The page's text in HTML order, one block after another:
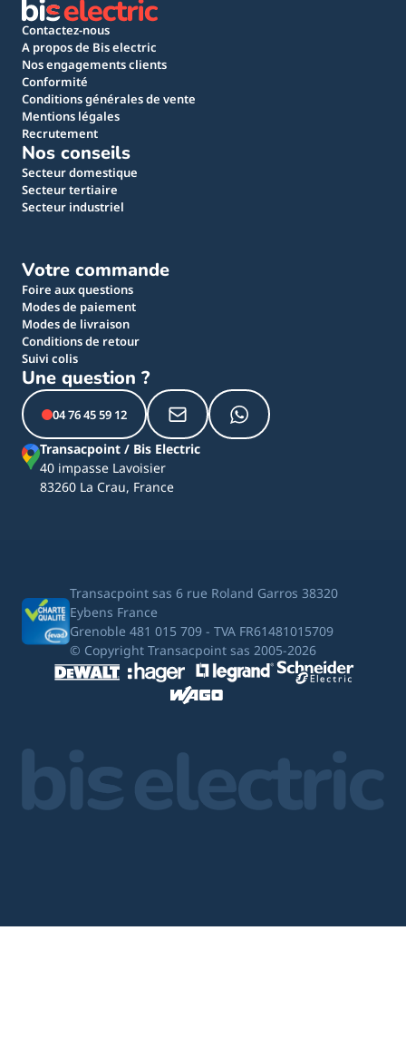
Contactez-nous
A propos de Bis electric
Nos engagements clients
Conformité
Conditions générales de vente
Mentions légales
Recrutement
Nos conseils
Secteur domestique
Secteur tertiaire
Secteur industriel
Votre commande
Foire aux questions
Modes de paiement
Modes de livraison
Conditions de retour
Suivi colis
Une question ?
04 76 45 59 12
Transacpoint / Bis Electric
40 impasse Lavoisier
83260 La Crau, France
Transacpoint sas 6 rue Roland Garros 38320
Eybens France
Grenoble 481 015 709 - TVA FR61481015709
© Copyright Transacpoint sas 2005-2026